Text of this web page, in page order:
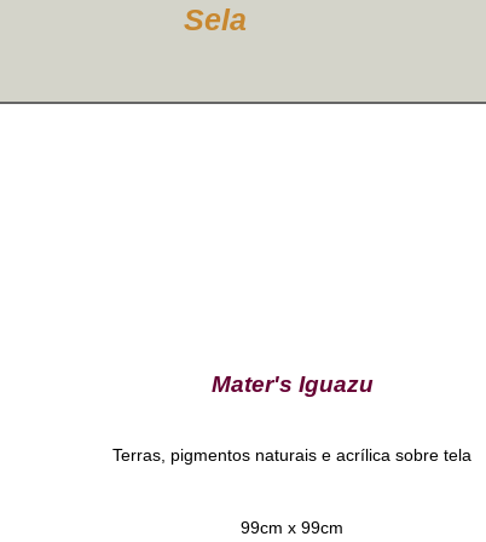
Sela
Mater's Iguazu
Terras, pigmentos naturais e acrílica sobre tela
99cm x 99cm